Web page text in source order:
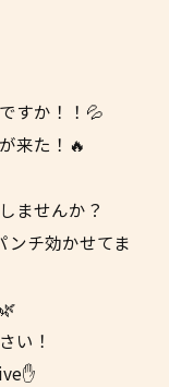
すか！！💦
来た！🔥
ませんか？
ンチ効かせてま
い！